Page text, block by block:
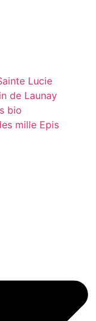
Lucie
de Launay
bio
mille Epis